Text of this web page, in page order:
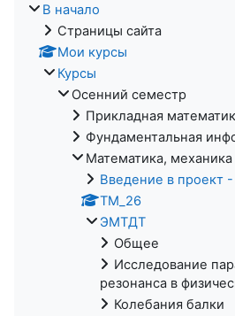
В начало
Страницы сайта
Мои курсы
Курсы
Осенний семестр
Прикладная
Фундаментальная
Математика, механика
Введение в проект
ТМ_26
ЭМТДТ
Общее
Исследование
резонанса в
Колебания балки